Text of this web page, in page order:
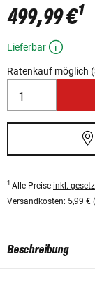
499,99 €1
Lieferbar
Ratenkauf möglich
1 Alle Preise inkl.
Versandkosten: 5,99 €
Beschreibung